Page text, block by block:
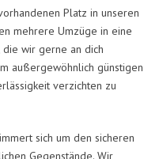
Platz in unseren
mehrere Umzüge in eine
die wir gerne an dich
außergewöhnlich günstigen
verzichten zu
sich um den sicheren
Gegenstände. Wir